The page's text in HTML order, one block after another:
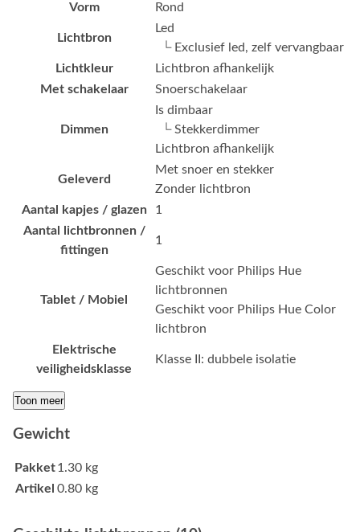
Vorm
Rond
Lichtbron
Led
└ Exclusief led, zelf vervangbaar
Lichtkleur
Lichtbron afhankelijk
Met schakelaar
Snoerschakelaar
Dimmen
Is dimbaar
└ Stekkerdimmer
Lichtbron afhankelijk
Geleverd
Met snoer en stekker
Zonder lichtbron
Aantal kapjes / glazen
1
Aantal lichtbronnen /
fittingen
1
Tablet / Mobiel
Geschikt voor Philips Hue
lichtbronnen
Geschikt voor Philips Hue Color
lichtbron
Elektrische
veiligheidsklasse
Klasse II: dubbele isolatie
Toon meer
Gewicht
Pakket1.30 kg
Artikel 0.80 kg